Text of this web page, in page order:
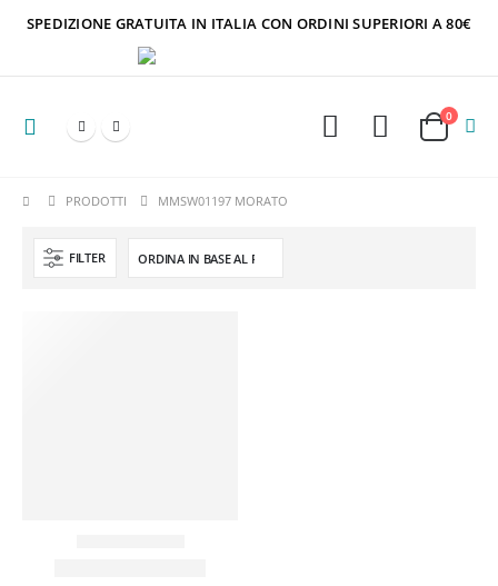
SPEDIZIONE GRATUITA IN ITALIA CON ORDINI SUPERIORI A 80€
0
PRODOTTI MMSW01197 MORATO
FILTER